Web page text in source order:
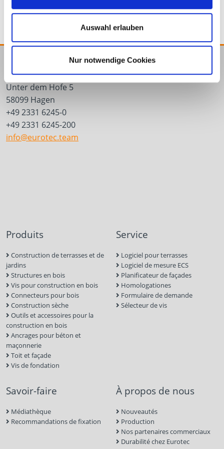
Auswahl erlauben
Nur notwendige Cookies
Unter dem Hofe 5
58099 Hagen
+49 2331 6245-0
+49 2331 6245-200
info@eurotec.team
Produits
Construction de terrasses et de
jardins
Structures en bois
Vis pour construction en bois
Connecteurs pour bois
Construction sèche
Outils et accessoires pour la
construction en bois
Ancrages pour béton et
maçonnerie
Toit et façade
Vis de fondation
Service
Logiciel pour terrasses
Logiciel de mesure ECS
Planificateur de façades
Homologationes
Formulaire de demande
Sélecteur de vis
Savoir-faire
Médiathèque
Recommandations de fixation
À propos de nous
Nouveautés
Production
Nos partenaires commerciaux
Durabilité chez Eurotec